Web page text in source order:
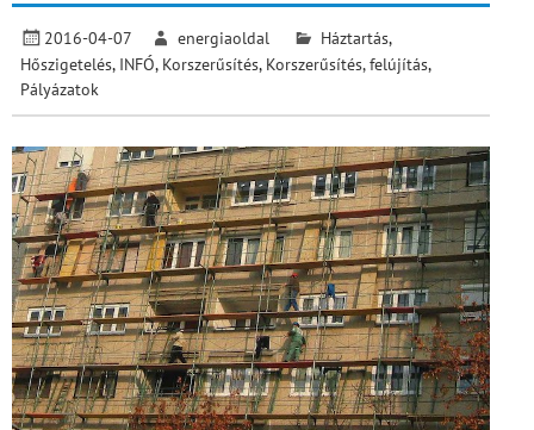
2016-04-07 energiaoldal Háztartás,
Hőszigetelés, INFÓ, Korszerűsítés, Korszerűsítés, felújítás,
Pályázatok